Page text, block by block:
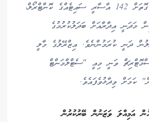
މިސްކިތް ހިމެނޭ ގޮތަށް 142 އާސާރީ ސައިޓެއްގެ ކޮންޓްރޯލް،
މަދަނީ އިދާރާއަށް ބަދަލުކުރުމުގެ
ދަނީ ކުރަމުންނެވެ. އިޒްރޭލުގެ މާލީ
ވަނީ މިއީ "ސެޓްލްމަންޓް
ކަމަށް ވިދާޅުވެފައެވެ.
އަމިއްލަ ވަޒަނުން ބޭރުކުރުން